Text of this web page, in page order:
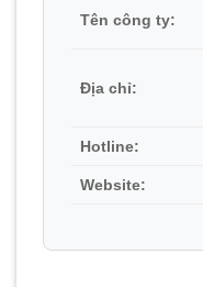
Tên công ty:
Địa chỉ:
Hotline:
Website: